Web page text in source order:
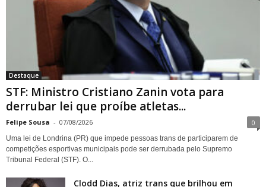
Destaque
STF: Ministro Cristiano Zanin vota para
derrubar lei que proíbe atletas...
Felipe Sousa - 07/08/2026 0
Uma lei de Londrina (PR) que impede pessoas trans de participarem de
competições esportivas municipais pode ser derrubada pelo Supremo
Tribunal Federal (STF). O...
Clodd Dias, atriz trans que brilhou em